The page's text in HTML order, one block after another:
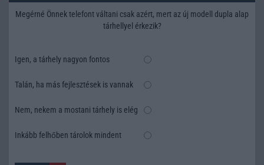
Megérné Önnek telefont váltani csak azért, mert az új modell dupla alap
tárhellyel érkezik?
Igen, a tárhely nagyon fontos
Talán, ha más fejlesztések is vannak
Nem, nekem a mostani tárhely is elég
Inkább felhőben tárolok mindent